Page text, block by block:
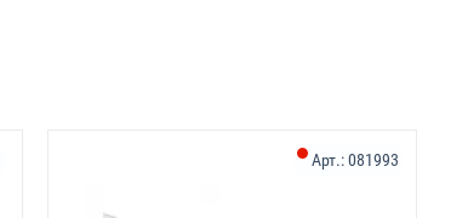
Арт.:081993